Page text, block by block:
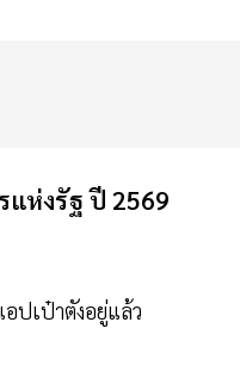
ห่งรัฐ ปี 2569
ปเป๋าตังอยู่แล้ว